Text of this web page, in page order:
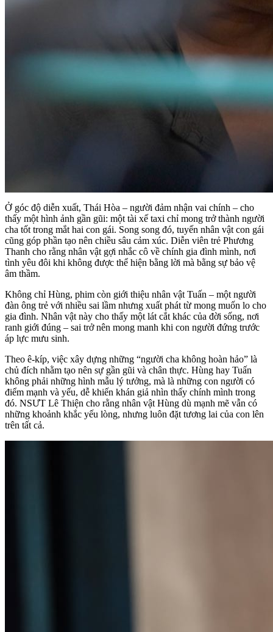
Ở góc độ diễn xuất, Thái Hòa – người đảm nhận vai chính – cho
thấy một hình ảnh gần gũi: một tài xế taxi chỉ mong trở thành người
cha tốt trong mắt hai con gái. Song song đó, tuyến nhân vật con gái
cũng góp phần tạo nên chiều sâu cảm xúc. Diễn viên trẻ Phương
Thanh cho rằng nhân vật gợi nhắc cô về chính gia đình mình, nơi
tình yêu đôi khi không được thể hiện bằng lời mà bằng sự bảo vệ
âm thầm.
Không chỉ Hùng, phim còn giới thiệu nhân vật Tuấn – một người
đàn ông trẻ với nhiều sai lầm nhưng xuất phát từ mong muốn lo cho
gia đình. Nhân vật này cho thấy một lát cắt khác của đời sống, nơi
ranh giới đúng – sai trở nên mong manh khi con người đứng trước
áp lực mưu sinh.
Theo ê-kíp, việc xây dựng những “người cha không hoàn hảo” là
chủ đích nhằm tạo nên sự gần gũi và chân thực. Hùng hay Tuấn
không phải những hình mẫu lý tưởng, mà là những con người có
điểm mạnh và yếu, dễ khiến khán giả nhìn thấy chính mình trong
đó. NSƯT Lê Thiện cho rằng nhân vật Hùng dù mạnh mẽ vẫn có
những khoảnh khắc yếu lòng, nhưng luôn đặt tương lai của con lên
trên tất cả.